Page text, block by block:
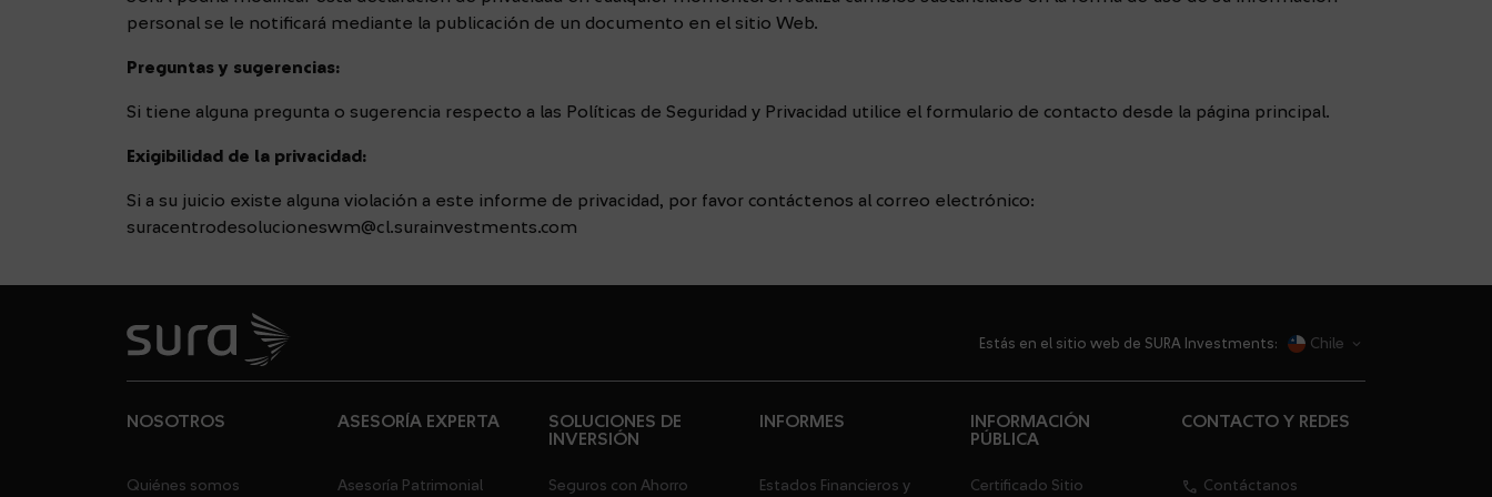
personal se le notificará mediante la publicación de un documento en el sitio Web.
Preguntas y sugerencias:
Si tiene alguna pregunta o sugerencia respecto a las Políticas de Seguridad y Privacidad utilice el formulario de contacto desde la página principal.
Exigibilidad de la privacidad:
Si a su juicio existe alguna violación a este informe de privacidad, por favor contáctenos al correo electrónico:
suracentrodesolucioneswm@cl.surainvestments.com
Estás en el sitio web de SURA Investments: Chile
dropdown
NOSOTROS
Quiénes somos
ASESORÍA EXPERTA
Asesoría Patrimonial
SOLUCIONES DE
INVERSIÓN
Seguros con Ahorro
INFORMES
Estados Financieros y
INFORMACIÓN
PÚBLICA
Certificado Sitio
CONTACTO Y REDES
call Contáctanos